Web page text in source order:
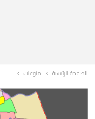
الصفحة الرئيسية منوعات